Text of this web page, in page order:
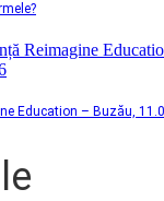
Education – Buzău,